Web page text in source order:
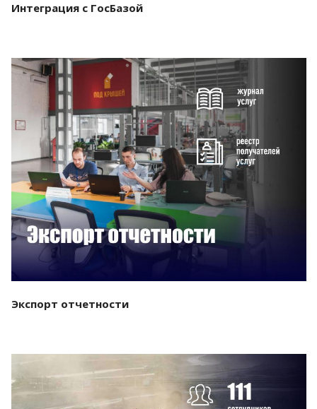
Интеграция с ГосБазой
Смотреть проект
Экспорт отчетности